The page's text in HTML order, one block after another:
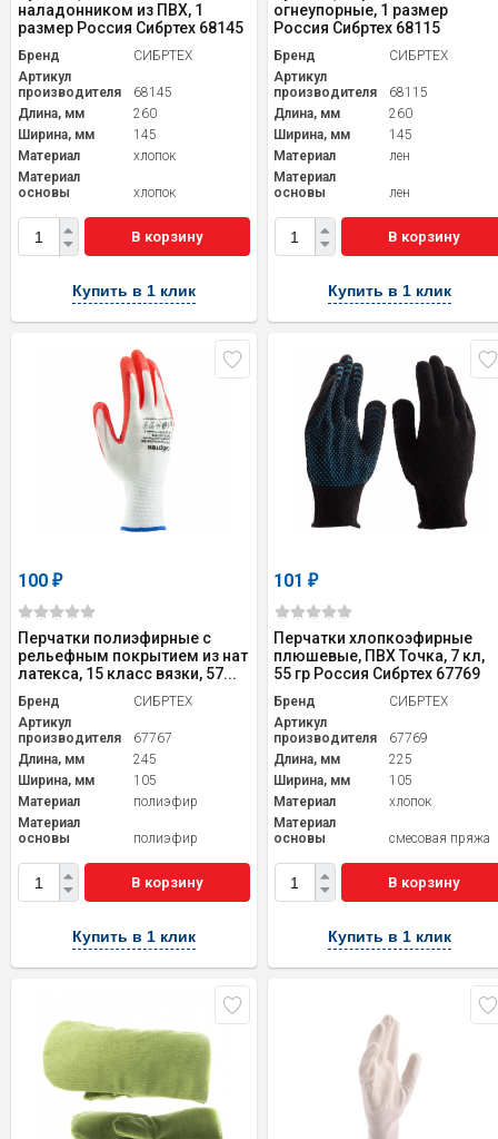
наладонником из ПВХ, 1
размер Россия Сибртех 68145
Бренд
СИБРТЕХ
Артикул
производителя
68145
Длина, мм
260
Ширина, мм
145
Материал
хлопок
Материал
основы
хлопок
В корзину
Купить в 1 клик
огнеупорные, 1 размер
Россия Сибртех 68115
Бренд
СИБРТЕХ
Артикул
производителя
68115
Длина, мм
260
Ширина, мм
145
Материал
лен
Материал
основы
лен
В корзину
Купить в 1 клик
100 ₽
Перчатки полиэфирные с
рельефным покрытием из нат
латекса, 15 класс вязки, 57...
Бренд
СИБРТЕХ
Артикул
производителя
67767
Длина, мм
245
Ширина, мм
105
Материал
полиэфир
Материал
основы
полиэфир
В корзину
Купить в 1 клик
101₽
Перчатки хлопкоэфирные
плюшевые, ПВХ Точка, 7 кл,
55 гр Россия Сибртех 67769
Бренд
СИБРТЕХ
Артикул
производителя
67769
Длина, мм
225
Ширина, мм
105
Материал
хлопок
Материал
основы
смесовая пряжа
В корзину
Купить в 1 клик